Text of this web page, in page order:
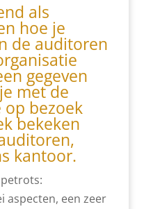
als
hoe je
de auditoren
gegeven
met de
bezoek
bekeken
kantoor.
aspecten, een zeer